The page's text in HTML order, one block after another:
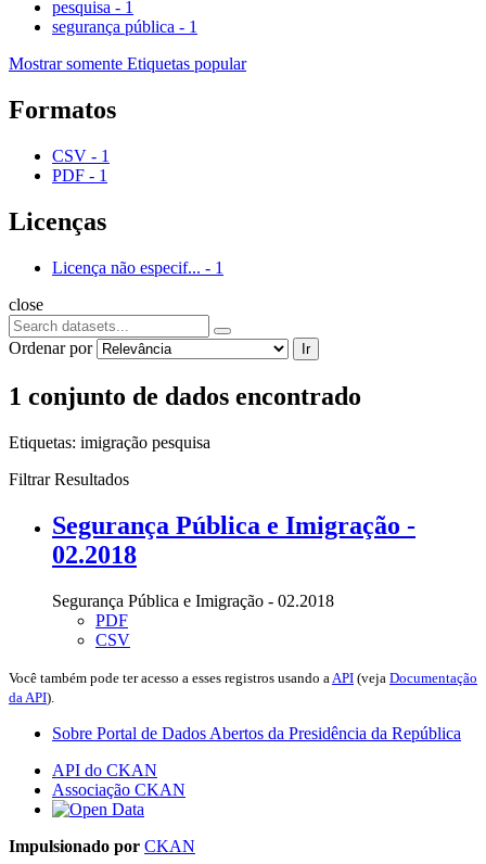
pesquisa - 1
segurança pública - 1
Mostrar somente Etiquetas popular
Formatos
CSV - 1
PDF - 1
Licenças
Licença não especif... - 1
close
Ordenar por Ir
1 conjunto de dados encontrado
Etiquetas: imigração pesquisa
Filtrar Resultados
Segurança Pública e Imigração -
02.2018
Segurança Pública e Imigração - 02.2018
PDF
CSV
Você também pode ter acesso a esses registros usando a API (veja Documentação
da API).
Sobre Portal de Dados Abertos da Presidência da República
API do CKAN
Associação CKAN
Impulsionado por CKAN